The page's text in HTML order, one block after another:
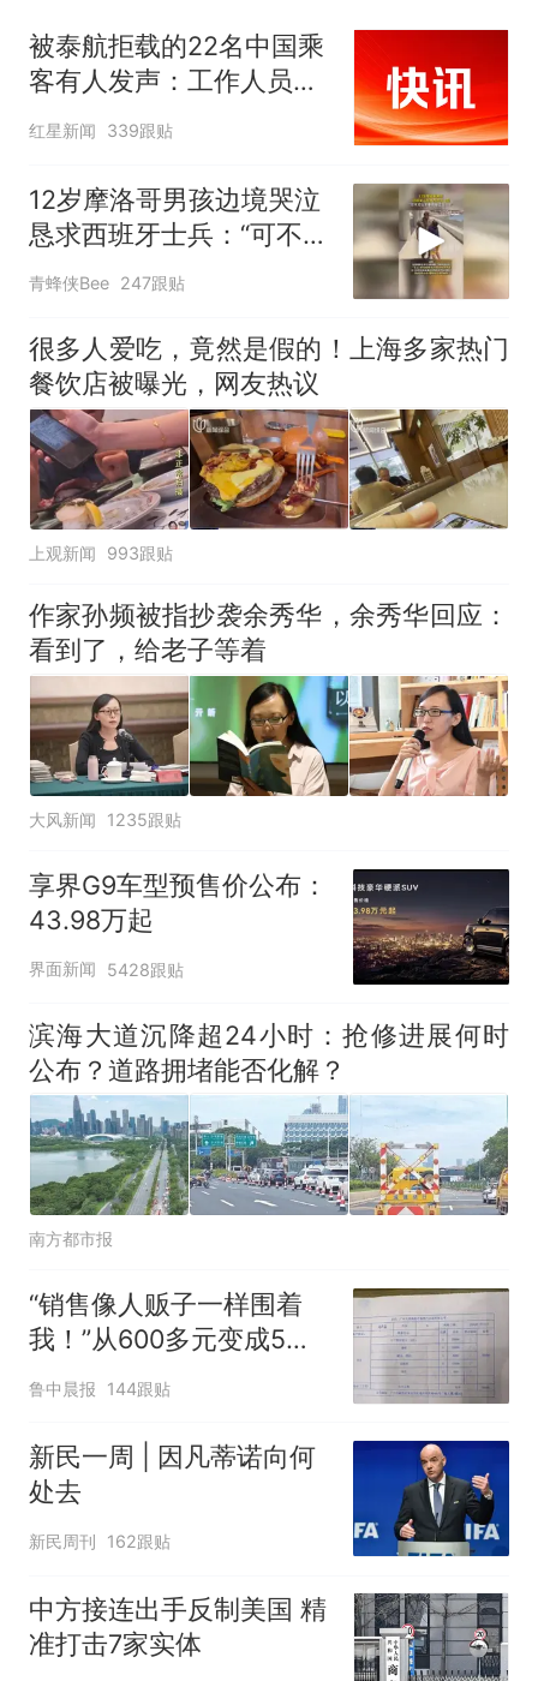
被泰航拒载的22名中国乘
客有人发声：工作人员承
诺免费改签，最后却自费
红星新闻 339跟贴
12岁摩洛哥男孩边境哭泣
恳求西班牙士兵：“可不可
以不要把我遣返回国”
青蜂侠Bee 247跟贴
很多人爱吃，竟然是假的！上海多家热门
餐饮店被曝光，网友热议
上观新闻 993跟贴
作家孙频被指抄袭余秀华，余秀华回应：
看到了，给老子等着
大风新闻 1235跟贴
享界G9车型预售价公布：
43.98万起
界面新闻 5428跟贴
滨海大道沉降超24小时：抢修进展何时
公布？道路拥堵能否化解？
南方都市报
“销售像人贩子一样围着
我！”从600多元变成5万
元，57岁保洁阿姨做医美
后眼睛肿到流泪、视物模
糊
鲁中晨报 144跟贴
新民一周 | 因凡蒂诺向何
处去
新民周刊 162跟贴
中方接连出手反制美国 精
准打击7家实体